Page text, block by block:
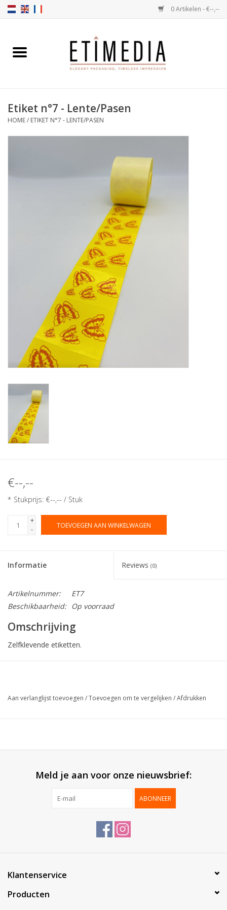
0 Artikelen - €--,--
Home
Transparant
Ballotins
Showroomdagen
Catalogus: Lente/Pasen 2026
Catalogus: luxe dozen
Etiket n°7 - Lente/Pasen
HOME/ ETIKET N°7 - LENTE/PASEN
€--,--
* Stukprijs: €--,-- / Stuk
+
-
TOEVOEGEN AAN WINKELWAGEN
Informatie Reviews (0)
Artikelnummer:
ET7
Beschikbaarheid:
Op voorraad
Omschrijving
Zelfklevende etiketten.
Verpakt per:
500 etiketten / rol
Aan verlanglijst toevoegen /Toevoegen om te vergelijken /Afdrukken
Meld je aan voor onze nieuwsbrief:
ABONNEER
Klantenservice
Producten